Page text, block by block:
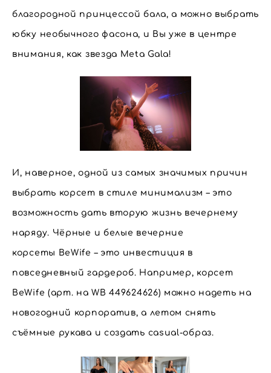
благородной принцессой бала, а можно выбрать
юбку необычного фасона, и Вы уже в центре
внимания, как звезда Meta Gala!
И, наверное, одной из самых значимых причин
выбрать корсет в стиле минимализм – это
возможность дать вторую жизнь вечернему
наряду. Чёрные и белые вечерние
корсеты BeWife – это инвестиция в
повседневный гардероб. Например, корсет
BeWife (арт. на WB 449624626) можно надеть на
новогодний корпоратив, а летом снять
съёмные рукава и создать casual-образ.